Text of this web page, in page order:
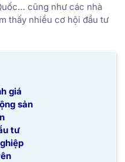
cũng như các nhà
thấy nhiều cơ hội đầu tư
giá
sản
tư